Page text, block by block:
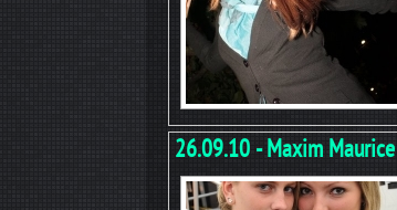
26.09.10 - Maxim